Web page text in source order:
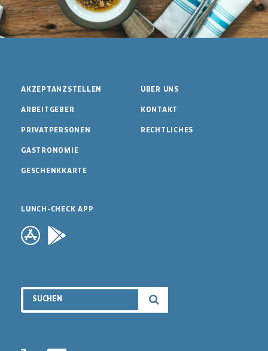
AKZEPTANZSTELLEN
ARBEITGEBER
PRIVATPERSONEN
GASTRONOMIE
GESCHENKKARTE
ÜBER UNS
KONTAKT
RECHTLICHES
LUNCH-CHECK APP